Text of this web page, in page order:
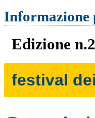
Edizione
festival